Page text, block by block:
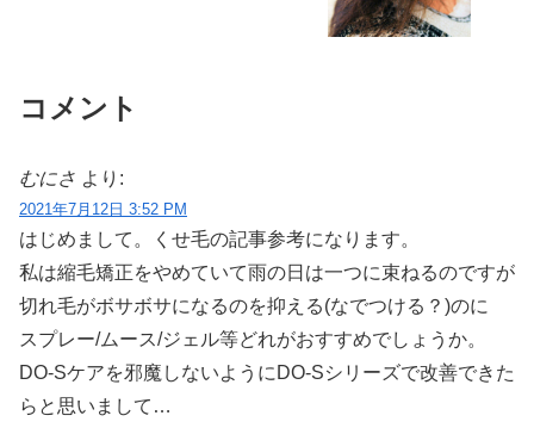
コメント
むにさ より:
2021年7月12日 3:52 PM
はじめまして。くせ毛の記事参考になります。
私は縮毛矯正をやめていて雨の日は一つに束ねるのですが
切れ毛がボサボサになるのを抑える(なでつける？)のに
スプレー/ムース/ジェル等どれがおすすめでしょうか。
DO-Sケアを邪魔しないようにDO-Sシリーズで改善できた
らと思いまして…